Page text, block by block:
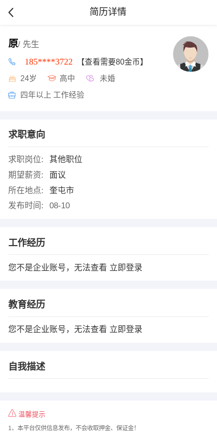
简历详情
原/ 先生
185****3722 【查看需要80金币】
24岁 高中 未婚
四年以上 工作经验
求职意向
求职岗位:
其他职位
期望薪资:
面议
所在地点:
奎屯市
发布时间:
08-10
工作经历
您不是企业账号，无法查看 立即登录
教育经历
您不是企业账号，无法查看 立即登录
自我描述
温馨提示
1、本平台仅供信息发布，不会收取押金、保证金！